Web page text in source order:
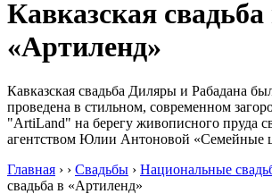
Кавказская свадьба
«Артиленд»
Кавказская свадьба Диляры и Рабадана
проведена в стильном, современном
"ArtiLand" на берегу живописного пруда
агентством Юлии Антоновой «Семейные
Главная › › Свадьбы › Национальные
свадьба в «Артиленд»